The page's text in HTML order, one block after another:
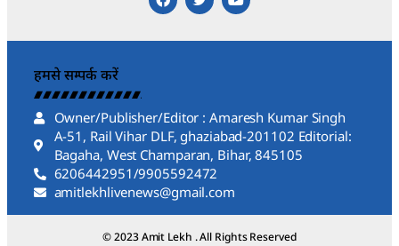
हमसे सम्पर्क करें
Owner/Publisher/Editor : Amaresh Kumar Singh
A-51, Rail Vihar DLF, ghaziabad-201102 Editorial:
Bagaha, West Champaran, Bihar, 845105
6206442951/9905592472
amitlekhlivenews@gmail.com
© 2023 Amit Lekh . All Rights Reserved